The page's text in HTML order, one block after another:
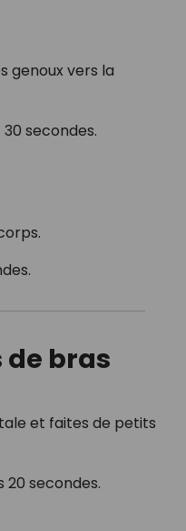
genoux vers la
secondes.
de bras
et faites de petits
20 secondes.